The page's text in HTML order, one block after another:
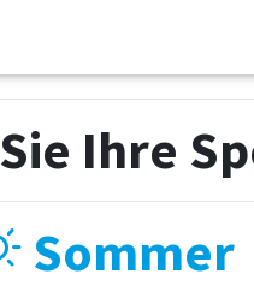
Ihre
Sommer